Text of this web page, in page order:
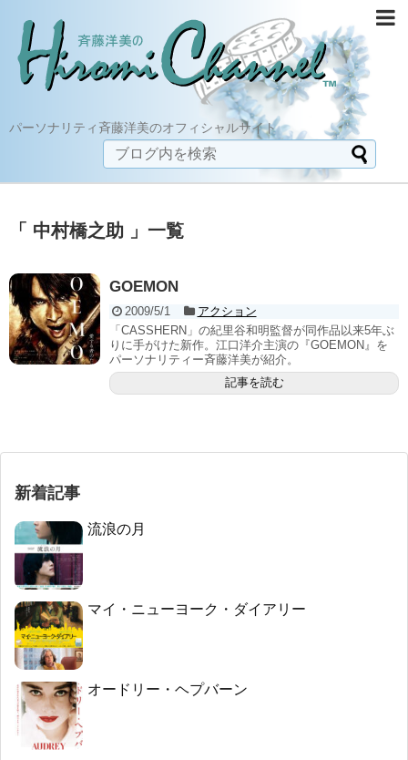
パーソナリティ斉藤洋美のオフィシャルサイト
「 中村橋之助 」一覧
GOEMON
2009/5/1
アクション
「CASSHERN」の紀里谷和明監督が同作品以来5年ぶ
りに手がけた新作。江口洋介主演の『GOEMON』を
パーソナリティー斉藤洋美が紹介。
記事を読む
新着記事
流浪の月
マイ・ニューヨーク・ダイアリー
オードリー・ヘプバーン